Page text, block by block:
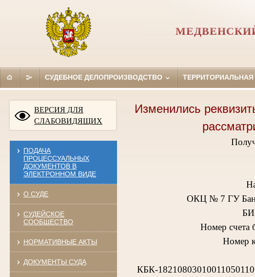
СУДЕБНОЕ ДЕЛОПРОИЗВОДСТВО
ВЕРСИЯ ДЛЯ
СЛАБОВИДЯЩИХ
ПОДАЧА
ПРОЦЕССУАЛЬНЫХ
ДОКУМЕНТОВ В
ЭЛЕКТРОННОМ ВИДЕ
О СУДЕ
СУДЕЙСКОЕ
СООБЩЕСТВО
НОРМАТИВНЫЕ АКТЫ
ДОКУМЕНТЫ СУДА
Изменились
ОКЦ № 7 ГУ
Номер счета
Номер
КБК-18210803010011050110